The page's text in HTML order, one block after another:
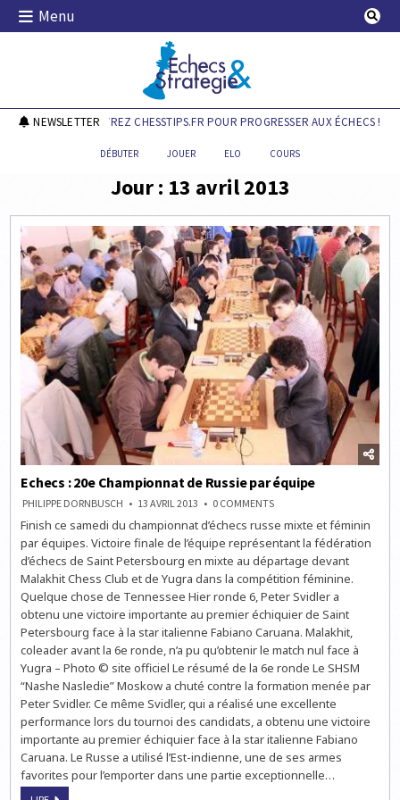
Skip
Menu
Echecs & Stratégie
NEWSLETTER
DÉCOUVREZ CHESSTIPS.FR POUR PROGRESSER AUX ÉCHECS !
DÉBUTER JOUER ELO COURS
Jour : 13 avril 2013
Echecs : 20e Championnat de Russie par équipe
PHILIPPE DORNBUSCH 13 AVRIL 2013 0 COMMENTSON
:
CHAMPIONNAT
DE
RUSSIE
PAR
Finish ce samedi du championnat d’échecs russe mixte et féminin
par équipes. Victoire finale de l’équipe représentant la fédération
d’échecs de Saint Petersbourg en mixte au départage devant
Malakhit Chess Club et de Yugra dans la compétition féminine.
Quelque chose de Tennessee Hier ronde 6, Peter Svidler a
obtenu une victoire importante au premier échiquier de Saint
Petersbourg face à la star italienne Fabiano Caruana. Malakhit,
coleader avant la 6e ronde, n’a pu qu’obtenir le match nul face à
Yugra – Photo © site officiel Le résumé de la 6e ronde Le SHSM
“Nashe Nasledie” Moskow a chuté contre la formation menée par
Peter Svidler. Ce même Svidler, qui a réalisé une excellente
performance lors du tournoi des candidats, a obtenu une victoire
importante au premier échiquier face à la star italienne Fabiano
Caruana. Le Russe a utilisé l’Est-indienne, une de ses armes
favorites pour l’emporter dans une partie exceptionnelle…